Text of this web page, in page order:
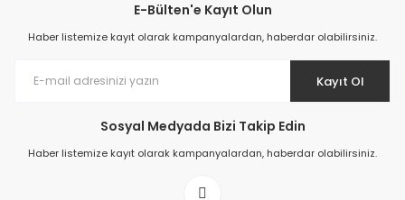
Prime ArtDECO Duvar Kağıdı Tutkalı 500 gr
199,00 TL
E-Bülten'e Kayıt Olun
Haber listemize kayıt olarak kampanyalardan, haberdar olabilirsiniz.
Kayıt Ol
Sosyal Medyada Bizi Takip Edin
Haber listemize kayıt olarak kampanyalardan, haberdar olabilirsiniz.